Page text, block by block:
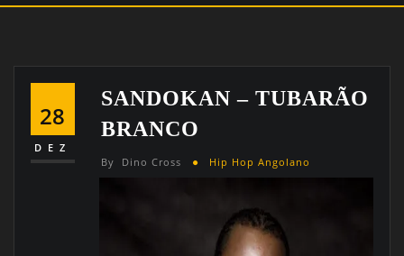
28
DEZ
SANDOKAN – TUBARÃO
BRANCO
By Dino Cross Hip Hop Angolano